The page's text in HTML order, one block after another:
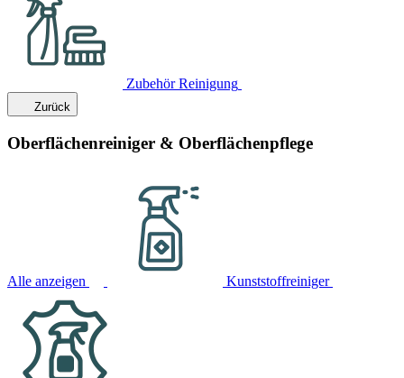
Zubehör Reinigung
Zurück
Oberflächenreiniger & Oberflächenpflege
Alle anzeigen Kunststoffreiniger